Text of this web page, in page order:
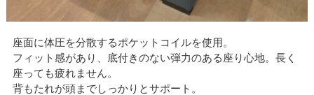
座面に体圧を分散するポケットコイルを使用。
フィット感があり、底付きのない弾力のある座り心地。長く
座っても疲れません。
背もたれが頭までしっかりとサポート。